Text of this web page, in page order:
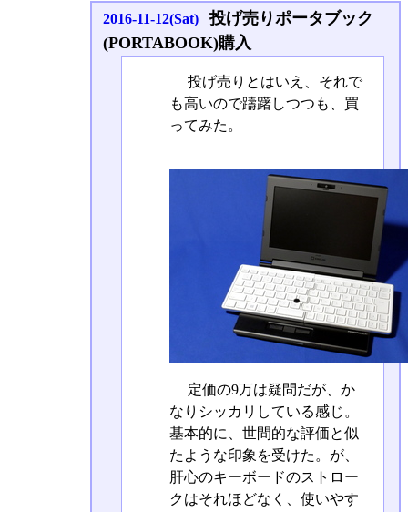
2016-11-12(Sat)
投げ売りポータブック
(PORTABOOK)購入
投げ売りとはいえ、それで
も高いので躊躇しつつも、買
ってみた。
定価の9万は疑問だが、か
なりシッカリしている感じ。
基本的に、世間的な評価と似
たような印象を受けた。が、
肝心のキーボードのストロー
クはそれほどなく、使いやす